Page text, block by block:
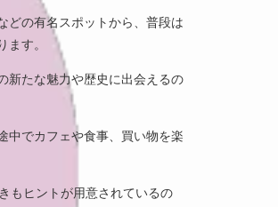
どの有名スポットから、普段は
す。
新たな魅力や歴史に出会えるの
中でカフェや食事、買い物を楽
もヒントが用意されているの